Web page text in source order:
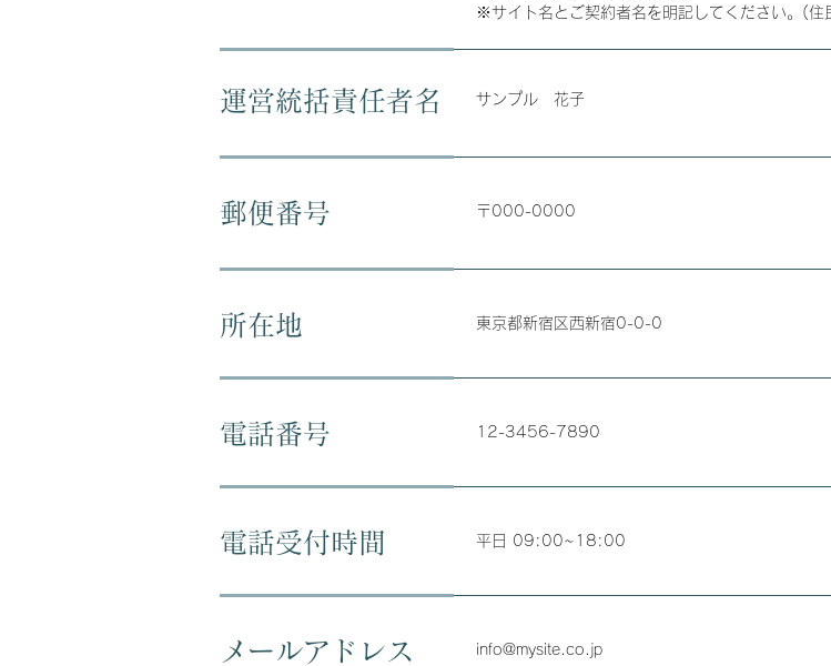
運営統括責任者名
郵便番号
所在地
電話番号
電話受付時間
メールアドレス
※サイト名とご契約者名を明記してください。(住
サンプル 花子
〒000-0000
東京都新宿区西新宿0-0-0
12-3456-7890
平日 09:00~18:00
info@mysite.co.jp